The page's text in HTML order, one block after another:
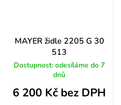
MAYER židle 2205 G 30
513
Dostupnost: odesíláme do 7
dnů
6 200 Kč bez DPH